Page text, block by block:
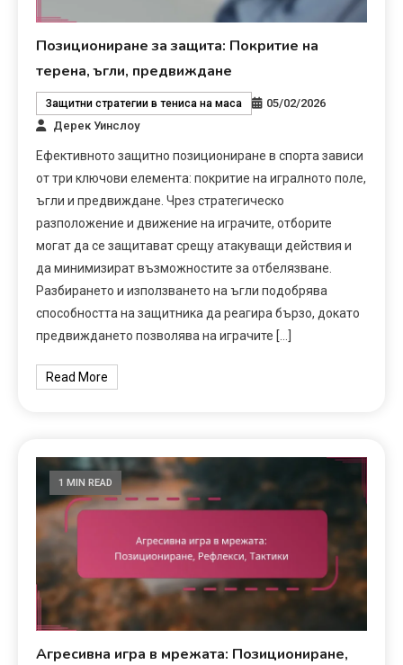
Позициониране за защита: Покритие на
терена, ъгли, предвиждане
Защитни стратегии в тениса на маса
05/02/2026
Дерек Уинслоу
Ефективното защитно позициониране в спорта зависи
от три ключови елемента: покритие на игралното поле,
ъгли и предвиждане. Чрез стратегическо
разположение и движение на играчите, отборите
могат да се защитават срещу атакуващи действия и
да минимизират възможностите за отбелязване.
Разбирането и използването на ъгли подобрява
способността на защитника да реагира бързо, докато
предвиждането позволява на играчите […]
Read More
1 MIN READ
Агресивна игра в мрежата: Позициониране,